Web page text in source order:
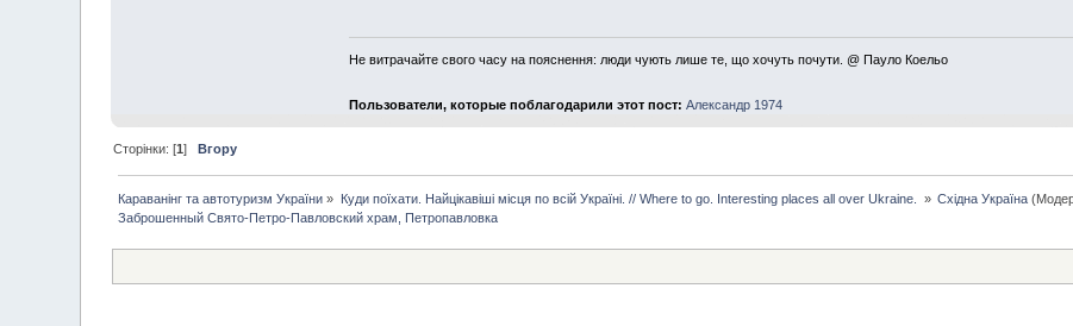
Не витрачайте свого часу на пояснення: люди чують лише те, що хочуть почути. @ Пауло Коельо
Пользователи, которые поблагодарили этот пост: Александр 1974
Сторінки: [1]Вгору
Караванінг та автотуризм України » Куди поїхати. Найцікавіші місця по всій Україні. // Where to go. Interesting places all over Ukraine. » Східна Україна
Заброшенный Свято-Петро-Павловский храм, Петропавловка